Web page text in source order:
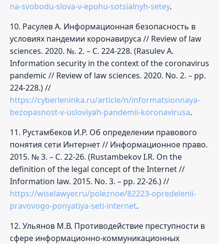
na-svobodu-slova-v-epohu-sotsialnyh-setey.
10. Расулев А. Информационная безопасность в
условиях пандемии коронавируса // Review of law
sciences. 2020. №. 2. – С. 224-228. (Rasulev A.
Information security in the context of the coronavirus
pandemic // Review of law sciences. 2020. No. 2. – pp.
224-228.) //
https://cyberleninka.ru/article/n/informatsionnaya-
bezopasnost-v-usloviyah-pandemii-koronavirusa.
11. Рустамбеков И.Р. Об определении правового
понятия сети Интернет // Информационное право.
2015. № 3. – С. 22-26. (Rustambekov I.R. On the
definition of the legal concept of the Internet //
Information law. 2015. No. 3. – pp. 22-26.) //
https://wiselawyer.ru/poleznoe/82223-opredelenii-
pravovogo-ponyatiya-seti-internet.
12. Ульянов М.В. Противодействие преступности в
сфере информационно-коммуникационных